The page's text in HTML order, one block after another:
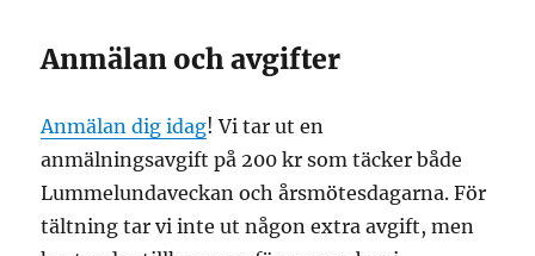
Anmälan och avgifter
Anmälan dig idag! Vi tar ut en
anmälningsavgift på 200 kr som täcker både
Lummelundaveckan och årsmötesdagarna. För
tältning tar vi inte ut någon extra avgift, men